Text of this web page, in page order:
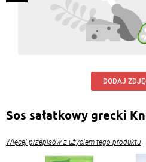
DODAJ
Sos sałatkowy grecki
Więcej przepisów z użyciem tego produktu